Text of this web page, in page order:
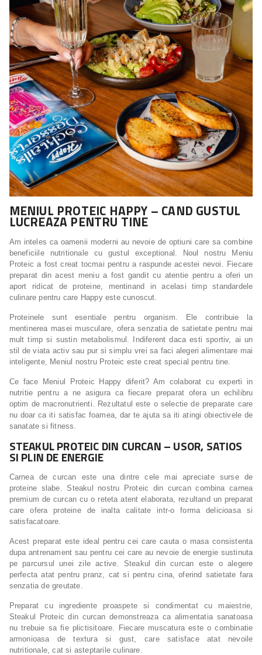
MENIUL PROTEIC HAPPY – CAND GUSTUL
LUCREAZA PENTRU TINE
Am inteles ca oamenii moderni au nevoie de optiuni care sa combine
beneficiile nutritionale cu gustul exceptional. Noul nostru Meniu
Proteic a fost creat tocmai pentru a raspunde acestei nevoi. Fiecare
preparat din acest meniu a fost gandit cu atentie pentru a oferi un
aport ridicat de proteine, mentinand in acelasi timp standardele
culinare pentru care Happy este cunoscut.
Proteinele sunt esentiale pentru organism. Ele contribuie la
mentinerea masei musculare, ofera senzatia de satietate pentru mai
mult timp si sustin metabolismul. Indiferent daca esti sportiv, ai un
stil de viata activ sau pur si simplu vrei sa faci alegeri alimentare mai
inteligente, Meniul nostru Proteic este creat special pentru tine.
Ce face Meniul Proteic Happy diferit? Am colaborat cu experti in
nutritie pentru a ne asigura ca fiecare preparat ofera un echilibru
optim de macronutrienti. Rezultatul este o selectie de preparate care
nu doar ca iti satisfac foamea, dar te ajuta sa iti atingi obiectivele de
sanatate si fitness.
STEAKUL PROTEIC DIN CURCAN – USOR, SATIOS
SI PLIN DE ENERGIE
Carnea de curcan este una dintre cele mai apreciate surse de
proteine slabe. Steakul nostru Proteic din curcan combina carnea
premium de curcan cu o reteta atent elaborata, rezultand un preparat
care ofera proteine de inalta calitate intr-o forma delicioasa si
satisfacatoare.
Acest preparat este ideal pentru cei care cauta o masa consistenta
dupa antrenament sau pentru cei care au nevoie de energie sustinuta
pe parcursul unei zile active. Steakul din curcan este o alegere
perfecta atat pentru pranz, cat si pentru cina, oferind satietate fara
senzatia de greutate.
Preparat cu ingrediente proaspete si condimentat cu maiestrie,
Steakul Proteic din curcan demonstreaza ca alimentatia sanatoasa
nu trebuie sa fie plictisitoare. Fiecare muscatura este o combinatie
armonioasa de textura si gust, care satisface atat nevoile
nutritionale, cat si asteptarile culinare.